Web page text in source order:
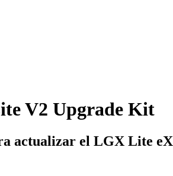
V2 Upgrade Kit
actualizar el LGX Lite